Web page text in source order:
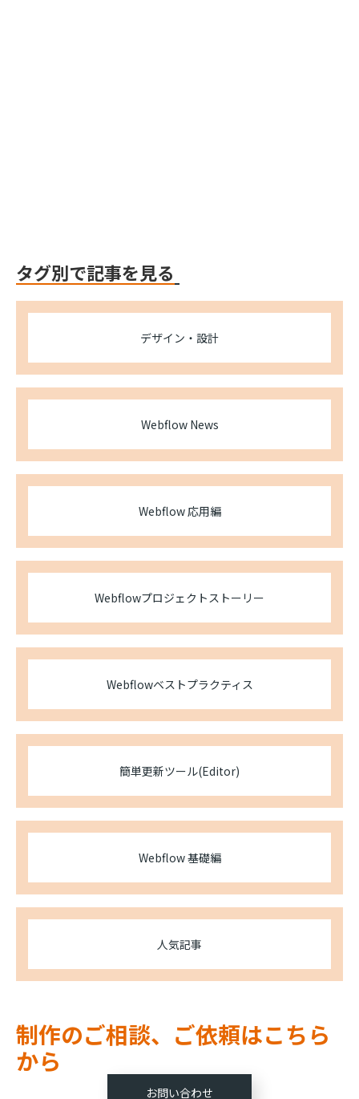
タグ別で記事を見る
デザイン・設計
Webflow News
Webflow 応用編
Webflowプロジェクトストーリー
Webflowベストプラクティス
簡単更新ツール(Editor)
Webflow 基礎編
人気記事
制作のご相談、ご依頼はこちら
から
お問い合わせ